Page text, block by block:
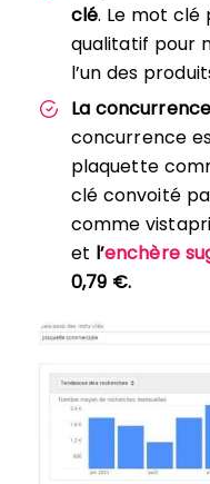
clé. Le mot
qualitatif pour
l’un des
La
concurrence
plaquette
clé convoité
comme
et l’enchère
0,79 €.